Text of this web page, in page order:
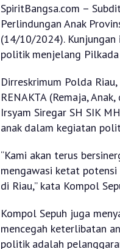
SpiritBangsa.com –
Perlindungan Anak
(14/10/2024).
politik menjelang
Dirreskrimum Polda
RENAKTA (Remaja,
Irsyam Siregar SH SIK
anak dalam kegiatan
“Kami akan terus
mengawasi ketat
di Riau,” kata Kompol
Kompol Sepuh juga
mencegah keterlibatan
politik adalah